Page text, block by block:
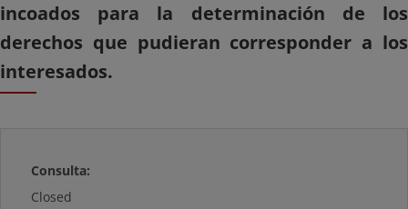
incoados para la determinación de los
derechos que pudieran corresponder a los
interesados.
Consulta:
Closed